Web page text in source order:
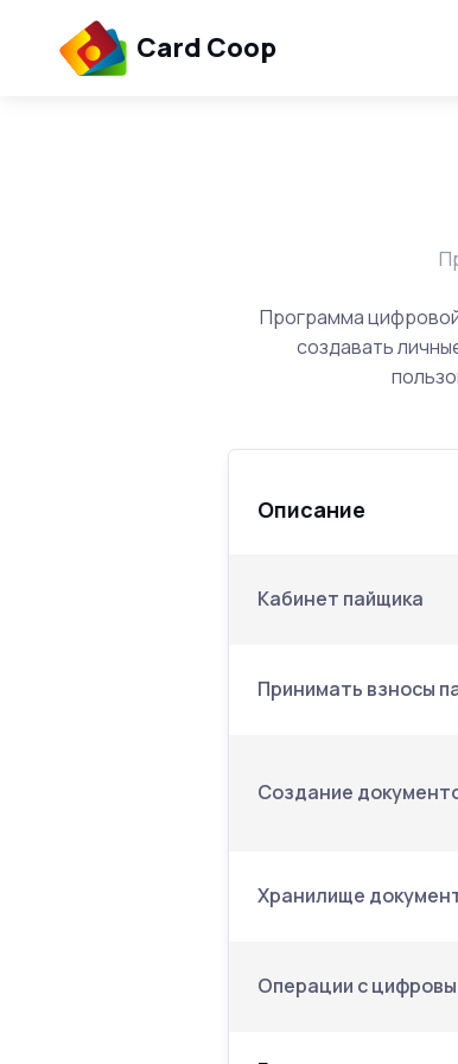
Card Coop
Программа
создавать
Описание
Кабинет пайщика
Принимать взносы
Создание
Хранилище
Операции с